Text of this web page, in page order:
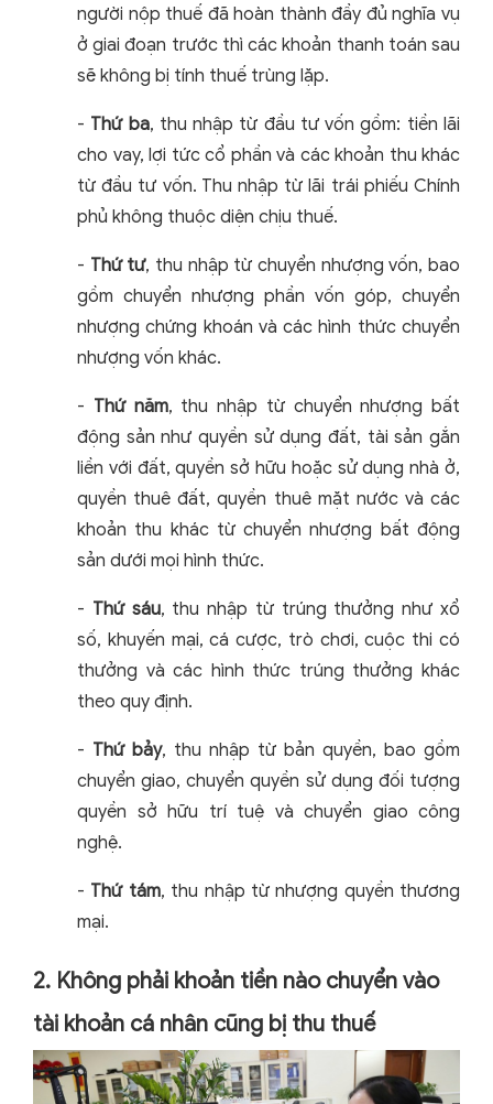
người nộp thuế đã hoàn thành đầy đủ nghĩa vụ
ở giai đoạn trước thì các khoản thanh toán sau
sẽ không bị tính thuế trùng lặp.
- Thứ ba, thu nhập từ đầu tư vốn gồm: tiền lãi
cho vay, lợi tức cổ phần và các khoản thu khác
từ đầu tư vốn. Thu nhập từ lãi trái phiếu Chính
phủ không thuộc diện chịu thuế.
- Thứ tư, thu nhập từ chuyển nhượng vốn, bao
gồm chuyển nhượng phần vốn góp, chuyển
nhượng chứng khoán và các hình thức chuyển
nhượng vốn khác.
- Thứ năm, thu nhập từ chuyển nhượng bất
động sản như quyền sử dụng đất, tài sản gắn
liền với đất, quyền sở hữu hoặc sử dụng nhà ở,
quyền thuê đất, quyền thuê mặt nước và các
khoản thu khác từ chuyển nhượng bất động
sản dưới mọi hình thức.
- Thứ sáu, thu nhập từ trúng thưởng như xổ
số, khuyến mại, cá cược, trò chơi, cuộc thi có
thưởng và các hình thức trúng thưởng khác
theo quy định.
- Thứ bảy, thu nhập từ bản quyền, bao gồm
chuyển giao, chuyển quyền sử dụng đối tượng
quyền sở hữu trí tuệ và chuyển giao công
nghệ.
- Thứ tám, thu nhập từ nhượng quyền thương
mại.
2. Không phải khoản tiền nào chuyển vào
tài khoản cá nhân cũng bị thu thuế